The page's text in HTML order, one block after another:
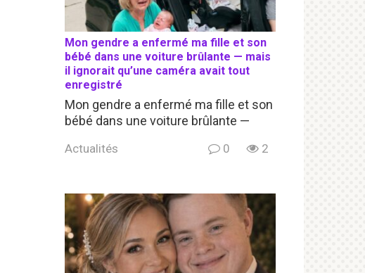
Mon gendre a enfermé ma fille et son
bébé dans une voiture brûlante — mais
il ignorait qu’une caméra avait tout
enregistré
Mon gendre a enfermé ma fille et son
bébé dans une voiture brûlante —
Actualités 0 2